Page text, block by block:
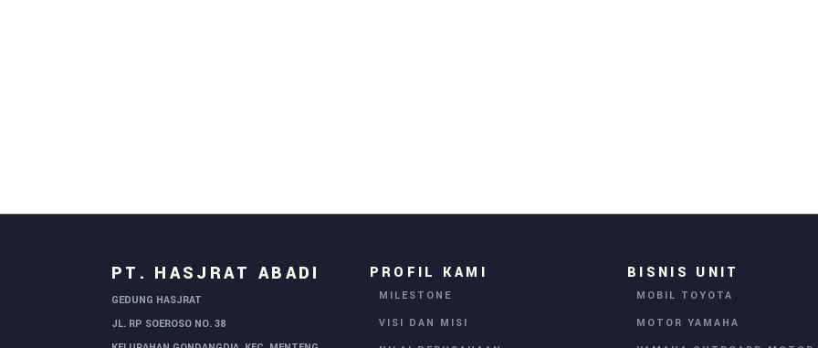
PT. HASJRAT ABADI
GEDUNG HASJRAT
JL. RP SOEROSO NO. 38
PROFIL KAMI
MILESTONE
VISI DAN MISI
BISNIS UNIT
MOBIL TOYOTA
MOTOR YAMAHA